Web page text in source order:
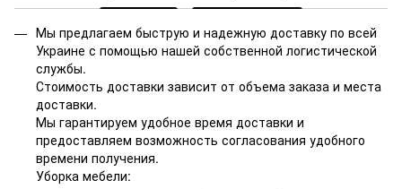
Мы предлагаем быструю и надежную доставку по всей
Украине с помощью нашей собственной логистической
службы.
Стоимость доставки зависит от объема заказа и места
доставки.
Мы гарантируем удобное время доставки и
предоставляем возможность согласования удобного
времени получения.
Уборка мебели: